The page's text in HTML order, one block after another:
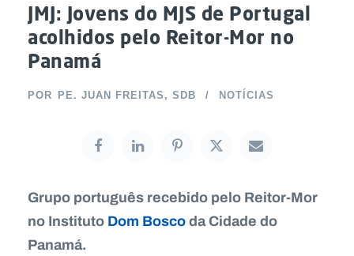
JMJ: Jovens do MJS de Portugal
acolhidos pelo Reitor-Mor no
Panamá
POR PE. JUAN FREITAS, SDB NOTÍCIAS
Grupo português recebido pelo Reitor-Mor
no InstitutoDom Boscoda Cidade do
Panamá.